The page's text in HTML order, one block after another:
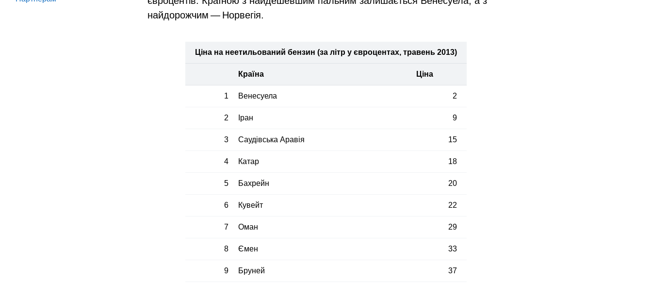
найдорожчим — Норвегія.
Ціна на неетильований бензин (за літр у євроцентах, травень 2013)
Країна Ціна
1 Венесуела 2
2 Іран 9
3 Саудівська Аравія 15
4 Катар 18
5 Бахрейн 20
6 Кувейт 22
7 Оман 29
8 Ємен 33
9 Бруней 37